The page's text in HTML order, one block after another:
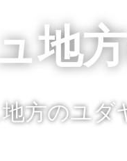
地
方のユダ